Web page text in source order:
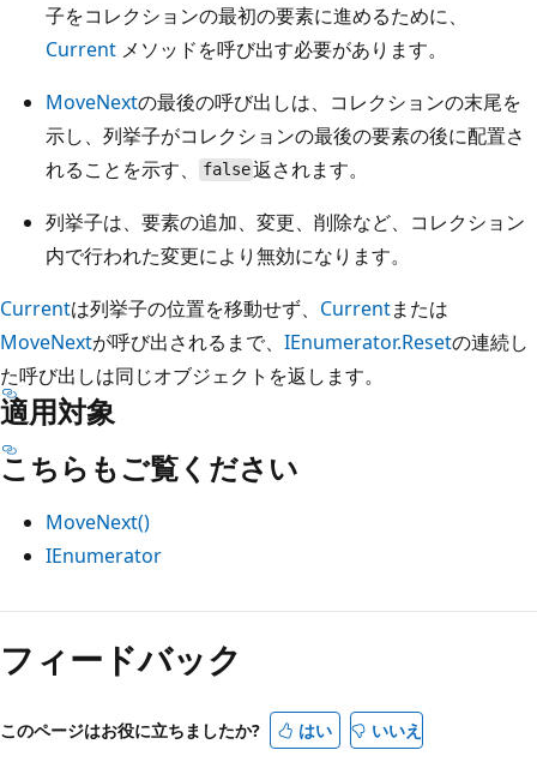
子をコレクションの最初の要素に進めるために、
Current メソッドを呼び出す必要があります。
MoveNextの最後の呼び出しは、コレクションの末尾を
示し、列挙子がコレクションの最後の要素の後に配置さ
れることを示す、
false返されます。
列挙子は、要素の追加、変更、削除など、コレクション
内で行われた変更により無効になります。
Currentは列挙子の位置を移動せず、 Currentまたは
MoveNextが呼び出されるまで、 IEnumerator.Resetの連続し
た呼び出しは同じオブジェクトを返します。
適用対象
こちらもご覧ください
MoveNext()
IEnumerator
読
取
モ
フィードバック
このページはお役に立ちましたか? はい いいえ